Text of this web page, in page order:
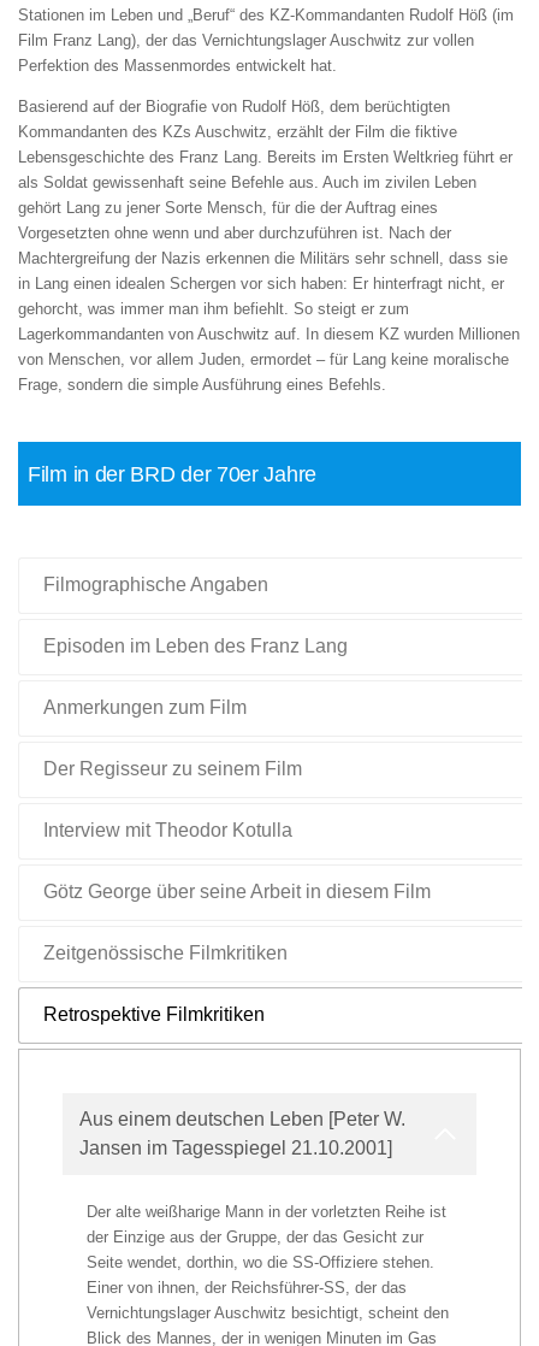
Stationen im Leben und „Beruf“ des KZ-Kommandanten Rudolf Höß (im
Film Franz Lang), der das Vernichtungslager Auschwitz zur vollen
Perfektion des Massenmordes entwickelt hat.
Basierend auf der Biografie von Rudolf Höß, dem berüchtigten
Kommandanten des KZs Auschwitz, erzählt der Film die fiktive
Lebensgeschichte des Franz Lang. Bereits im Ersten Weltkrieg führt er
als Soldat gewissenhaft seine Befehle aus. Auch im zivilen Leben
gehört Lang zu jener Sorte Mensch, für die der Auftrag eines
Vorgesetzten ohne wenn und aber durchzuführen ist. Nach der
Machtergreifung der Nazis erkennen die Militärs sehr schnell, dass sie
in Lang einen idealen Schergen vor sich haben: Er hinterfragt nicht, er
gehorcht, was immer man ihm befiehlt. So steigt er zum
Lagerkommandanten von Auschwitz auf. In diesem KZ wurden Millionen
von Menschen, vor allem Juden, ermordet – für Lang keine moralische
Frage, sondern die simple Ausführung eines Befehls.
Film in der BRD der 70er Jahre
Filmographische Angaben
Episoden im Leben des Franz Lang
Anmerkungen zum Film
Der Regisseur zu seinem Film
Interview mit Theodor Kotulla
Götz George über seine Arbeit in diesem Film
Zeitgenössische Filmkritiken
Retrospektive Filmkritiken
Aus einem deutschen Leben [Peter W.
Jansen im Tagesspiegel 21.10.2001]
Der alte weißharige Mann in der vorletzten Reihe ist
der Einzige aus der Gruppe, der das Gesicht zur
Seite wendet, dorthin, wo die SS-Offiziere stehen.
Einer von ihnen, der Reichsführer-SS, der das
Vernichtungslager Auschwitz besichtigt, scheint den
Blick des Mannes, der in wenigen Minuten im Gas